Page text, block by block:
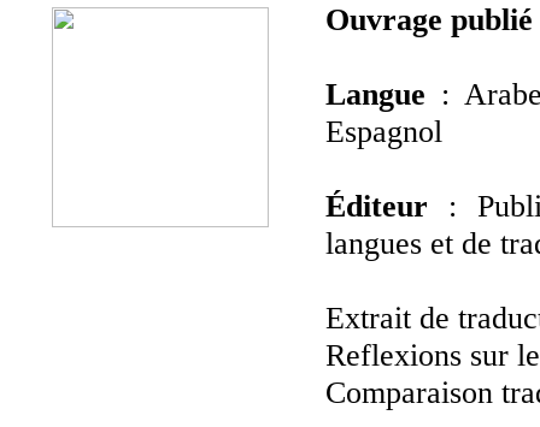
Ouvrage publié
Langue :
Espagnol
Éditeur :
langues et de
Extrait de
Reflexions sur
Comparaison